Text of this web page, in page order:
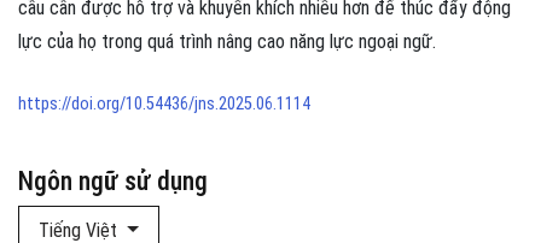
Ngôn ngữ sử dụng
Tiếng Việt
cầu cần được hỗ trợ và khuyến khích nhiều hơn để thúc đẩy động
lực của họ trong quá trình nâng cao năng lực ngoại ngữ.
https://doi.org/10.54436/jns.2025.06.1114